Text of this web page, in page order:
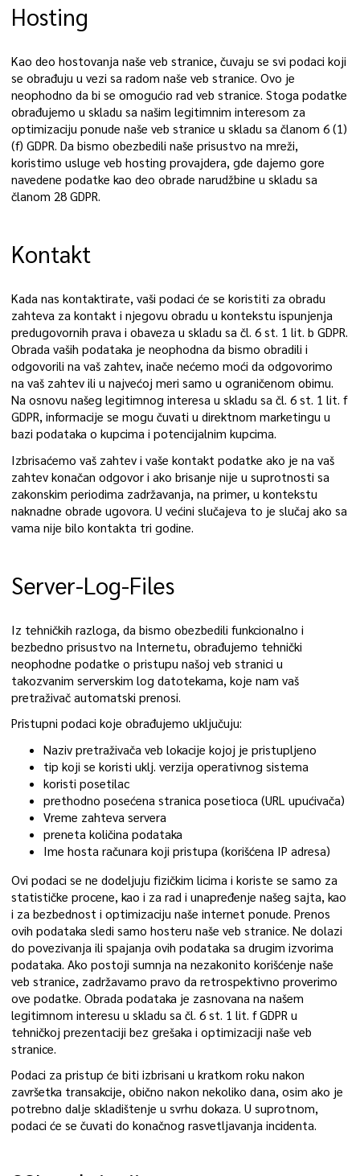
Hosting
Kao deo hostovanja naše veb stranice, čuvaju se svi podaci koji
se obrađuju u vezi sa radom naše veb stranice. Ovo je
neophodno da bi se omogućio rad veb stranice. Stoga podatke
obrađujemo u skladu sa našim legitimnim interesom za
optimizaciju ponude naše veb stranice u skladu sa članom 6 (1)
(f) GDPR. Da bismo obezbedili naše prisustvo na mreži,
koristimo usluge veb hosting provajdera, gde dajemo gore
navedene podatke kao deo obrade narudžbine u skladu sa
članom 28 GDPR.
Kontakt
Kada nas kontaktirate, vaši podaci će se koristiti za obradu
zahteva za kontakt i njegovu obradu u kontekstu ispunjenja
predugovornih prava i obaveza u skladu sa čl. 6 st. 1 lit. b GDPR.
Obrada vaših podataka je neophodna da bismo obradili i
odgovorili na vaš zahtev, inače nećemo moći da odgovorimo
na vaš zahtev ili u najvećoj meri samo u ograničenom obimu.
Na osnovu našeg legitimnog interesa u skladu sa čl. 6 st. 1 lit. f
GDPR, informacije se mogu čuvati u direktnom marketingu u
bazi podataka o kupcima i potencijalnim kupcima.
Izbrisaćemo vaš zahtev i vaše kontakt podatke ako je na vaš
zahtev konačan odgovor i ako brisanje nije u suprotnosti sa
zakonskim periodima zadržavanja, na primer, u kontekstu
naknadne obrade ugovora. U većini slučajeva to je slučaj ako sa
vama nije bilo kontakta tri godine.
Server-Log-Files
Iz tehničkih razloga, da bismo obezbedili funkcionalno i
bezbedno prisustvo na Internetu, obrađujemo tehnički
neophodne podatke o pristupu našoj veb stranici u
takozvanim serverskim log datotekama, koje nam vaš
pretraživač automatski prenosi.
Pristupni podaci koje obrađujemo uključuju:
Naziv pretraživača veb lokacije kojoj je pristupljeno
tip koji se koristi uklj. verzija operativnog sistema
koristi posetilac
prethodno posećena stranica posetioca (URL upućivača)
Vreme zahteva servera
preneta količina podataka
Ime hosta računara koji pristupa (korišćena IP adresa)
Ovi podaci se ne dodeljuju fizičkim licima i koriste se samo za
statističke procene, kao i za rad i unapređenje našeg sajta, kao
i za bezbednost i optimizaciju naše internet ponude. Prenos
ovih podataka sledi samo hosteru naše veb stranice. Ne dolazi
do povezivanja ili spajanja ovih podataka sa drugim izvorima
podataka. Ako postoji sumnja na nezakonito korišćenje naše
veb stranice, zadržavamo pravo da retrospektivno proverimo
ove podatke. Obrada podataka je zasnovana na našem
legitimnom interesu u skladu sa čl. 6 st. 1 lit. f GDPR u
tehničkoj prezentaciji bez grešaka i optimizaciji naše veb
stranice.
Podaci za pristup će biti izbrisani u kratkom roku nakon
završetka transakcije, obično nakon nekoliko dana, osim ako je
potrebno dalje skladištenje u svrhu dokaza. U suprotnom,
podaci će se čuvati do konačnog rasvetljavanja incidenta.